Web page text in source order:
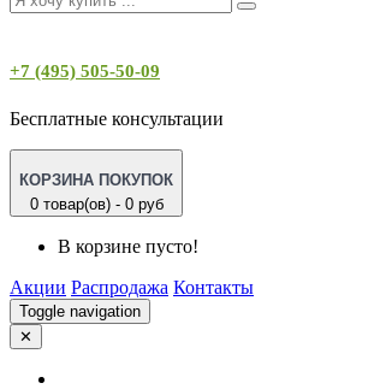
+7 (495) 505-50-09
Бесплатные консультации
КОРЗИНА ПОКУПОК
0 товар(ов) - 0 руб
В корзине пусто!
Акции Распродажа Контакты
Toggle navigation
✕